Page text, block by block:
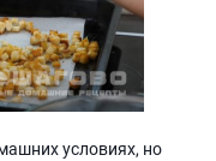
условиях, но